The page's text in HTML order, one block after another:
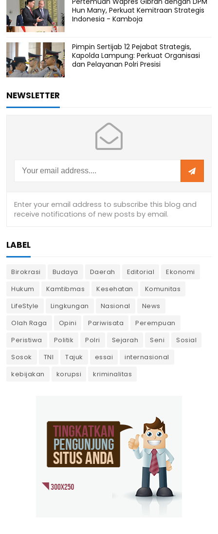
Hun Many, Perkuat Kemitraan Strategis
Indonesia - Kamboja
Pimpin Sertijab 12 Pejabat Strategis,
Kapolda Lampung: Perkuat Organisasi
dan Pelayanan Polri Presisi
NEWSLETTER
LABEL
Birokrasi Budaya Daerah Editorial
Ekonomi
Hukum
Kamtibmas Kesehatan
Komunitas
LifeStyle
Lingkungan Nasional
News
Olah Raga
Opini Pariwisata
Perempuan
Peristiwa
Politik Polri Sejarah Seni
Sosial
Sosok
TNI Tajuk essai
internasional
kebijakan
korupsi kriminalitas